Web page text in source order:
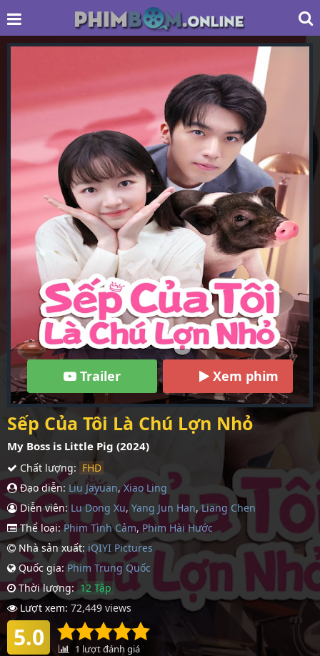
Trailer Xem phim
Sếp Của Tôi Là Chú Lợn Nhỏ
My Boss is Little Pig (2024)
Chất lượng: FHD
Đạo diễn: Liu Jayuan,Xiao Ling
Diễn viên: Lu Dong Xu, Yang Jun Han,Liang Chen
Thể loại: Phim Tình Cảm, Phim Hài Hước
Nhà sản xuất: iQIYI Pictures
Quốc gia: Phim Trung Quốc
Thời lượng: 12 Tập
Lượt xem: 72,449 views
5.0 1 lượt đánh giá